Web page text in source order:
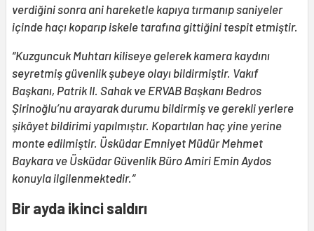
verdiğini sonra ani hareketle kapıya tırmanıp saniyeler
içinde haçı koparıp iskele tarafına gittiğini tespit etmiştir.
“Kuzguncuk Muhtarı kiliseye gelerek kamera kaydını
seyretmiş güvenlikşubeye olayı bildirmiştir. Vakıf
Başkanı, Patrik II. Sahak ve ERVAB Başkanı Bedros
Şirinoğlu’nu arayarak durumu bildirmiş ve gerekli yerlere
şikâyet bildirimi yapılmıştır. Kopartılan haç yine yerine
monte edilmiştir. Üsküdar Emniyet Müdür Mehmet
Baykara ve Üsküdar Güvenlik Büro Amiri Emin Aydos
konuyla ilgilenmektedir.”
Bir ayda ikinci saldırı